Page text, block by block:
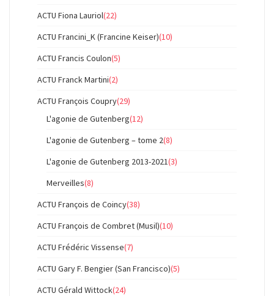
ACTU Fiona Lauriol(22)
ACTU Francini_K (Francine Keiser)(10)
ACTU Francis Coulon(5)
ACTU Franck Martini(2)
ACTU François Coupry(29)
L'agonie de Gutenberg(12)
L'agonie de Gutenberg – tome 2(8)
L'agonie de Gutenberg 2013-2021(3)
Merveilles(8)
ACTU François de Coincy(38)
ACTU François de Combret (Musil)(10)
ACTU Frédéric Vissense(7)
ACTU Gary F. Bengier (San Francisco)(5)
ACTU Gérald Wittock(24)